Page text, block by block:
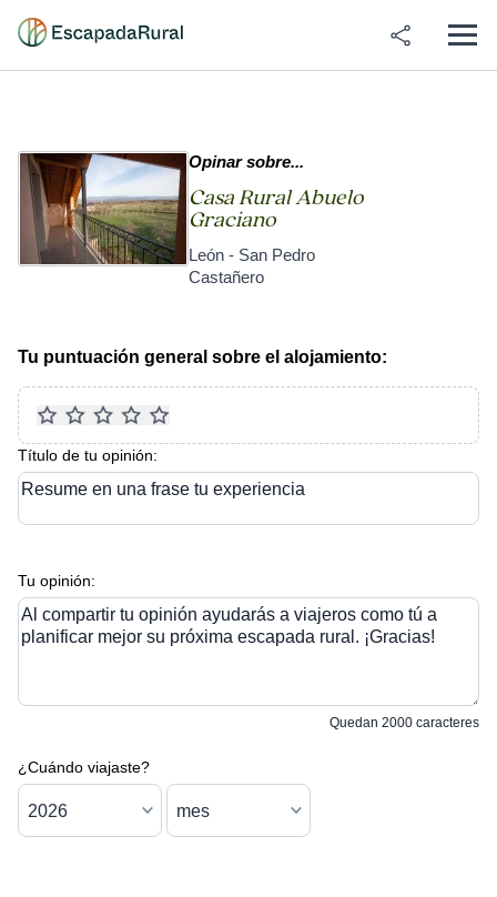
Opinar sobre...
Casa Rural Abuelo
Graciano
León - San Pedro
Castañero
Tu puntuación general sobre el alojamiento:
Título de tu opinión:
Resume en una frase tu experiencia
Tu opinión:
Al compartir tu opinión ayudarás a viajeros como tú a
planificar mejor su próxima escapada rural. ¡Gracias!
Quedan 2000 caracteres
¿Cuándo viajaste?